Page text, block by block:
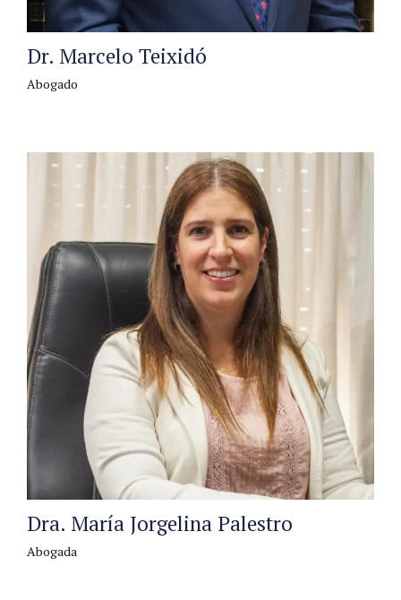
Dr. Marcelo Teixidó
Abogado
Dra. María Jorgelina Palestro
Abogada